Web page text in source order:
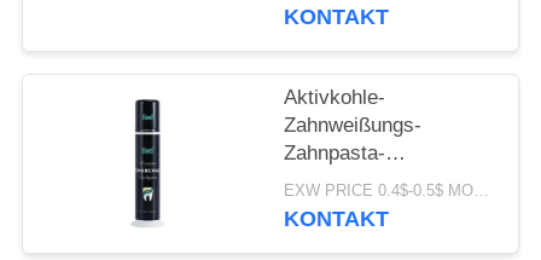
KONTAKT
Aktivkohle-
Zahnweißungs-
Zahnpasta-
Reinigungskremeis
entfernt Flecke 60ml
EXW PRICE 0.4$-0.5$ MOQ:500pcs-30000pcs
KONTAKT